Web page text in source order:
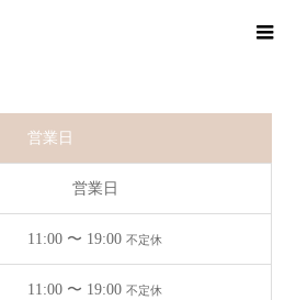
営業日
営業日
11:00 〜 19:00 不定休
11:00 〜 19:00 不定休